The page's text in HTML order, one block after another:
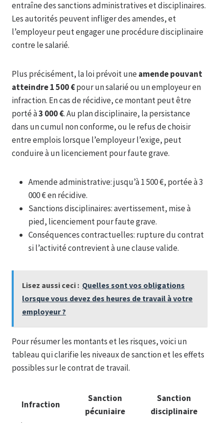
entraîne des sanctions administratives et disciplinaires.
Les autorités peuvent infliger des amendes, et
l’employeur peut engager une procédure disciplinaire
contre le salarié.
Plus précisément, la loi prévoit uneamende pouvant
atteindre 1 500 €pour un salarié ou un employeur en
infraction. En cas de récidive, ce montant peut être
porté à3 000 €. Au plan disciplinaire, la persistance
dans un cumul non conforme, ou le refus de choisir
entre emplois lorsque l’employeur l’exige, peut
conduire à un licenciement pour faute grave.
Amende administrative: jusqu’à 1 500 €, portée à 3
000 € en récidive.
Sanctions disciplinaires: avertissement, mise à
pied, licenciement pour faute grave.
Conséquences contractuelles: rupture du contrat
si l’activité contrevient à une clause valide.
Lisez aussi ceci : Quelles sont vos obligations
lorsque vous devez des heures de travail à votre
employeur ?
Pour résumer les montants et les risques, voici un
tableau qui clarifie les niveaux de sanction et les effets
possibles sur le contrat de travail.
Infraction
Sanction
pécuniaire
Sanction
disciplinaire